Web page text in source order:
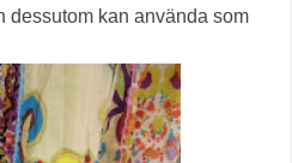
dessutom kan använda som